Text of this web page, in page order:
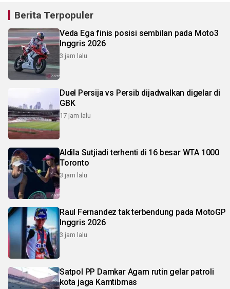
Berita Terpopuler
Veda Ega finis posisi sembilan pada Moto3
Inggris 2026
3 jam lalu
Duel Persija vs Persib dijadwalkan digelar di
GBK
17 jam lalu
Aldila Sutjiadi terhenti di 16 besar WTA 1000
Toronto
3 jam lalu
Raul Fernandez tak terbendung pada MotoGP
Inggris 2026
3 jam lalu
Satpol PP Damkar Agam rutin gelar patroli
kota jaga Kamtibmas